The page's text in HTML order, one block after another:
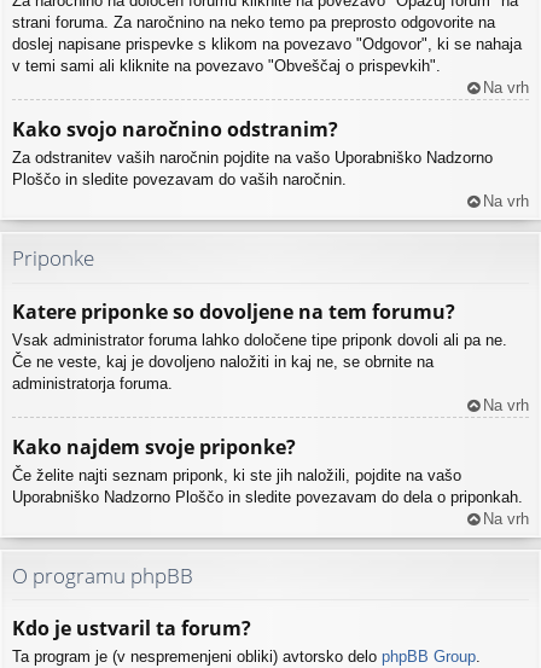
strani foruma. Za naročnino na neko temo pa preprosto odgovorite na
doslej napisane prispevke s klikom na povezavo "Odgovor", ki se nahaja
v temi sami ali kliknite na povezavo "Obveščaj o prispevkih".
Na vrh
Kako svojo naročnino odstranim?
Za odstranitev vaših naročnin pojdite na vašo Uporabniško Nadzorno
Ploščo in sledite povezavam do vaših naročnin.
Na vrh
Priponke
Katere priponke so dovoljene na tem forumu?
Vsak administrator foruma lahko določene tipe priponk dovoli ali pa ne.
Če ne veste, kaj je dovoljeno naložiti in kaj ne, se obrnite na
administratorja foruma.
Na vrh
Kako najdem svoje priponke?
Če želite najti seznam priponk, ki ste jih naložili, pojdite na vašo
Uporabniško Nadzorno Ploščo in sledite povezavam do dela o priponkah.
Na vrh
O programu phpBB
Kdo je ustvaril ta forum?
Ta program je (v nespremenjeni obliki) avtorsko delo phpBB Group.